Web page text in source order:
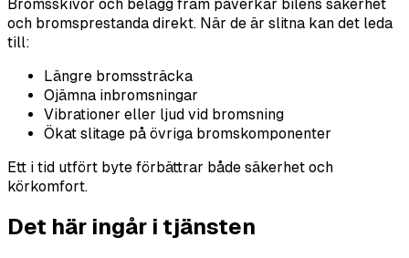
Bromsskivor och belägg fram påverkar bilens säkerhet
och bromsprestanda direkt. När de är slitna kan det leda
till:
Längre bromssträcka
Ojämna inbromsningar
Vibrationer eller ljud vid bromsning
Ökat slitage på övriga bromskomponenter
Ett i tid utfört byte förbättrar både säkerhet och
körkomfort.
Det här ingår i tjänsten